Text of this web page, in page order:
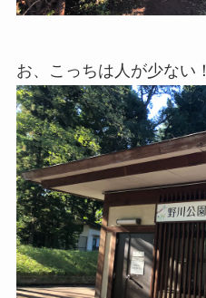
お、こっちは人が少ない！